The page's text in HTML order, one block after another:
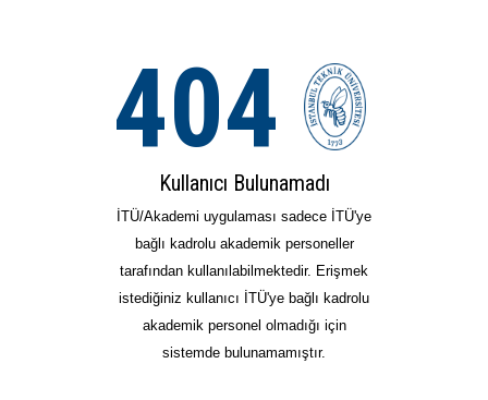
404
Kullanıcı Bulunamadı
İTÜ/Akademi uygulaması sadece İTÜ'ye
bağlı kadrolu akademik personeller
tarafından kullanılabilmektedir. Erişmek
istediğiniz kullanıcı İTÜ'ye bağlı kadrolu
akademik personel olmadığı için
sistemde bulunamamıştır.